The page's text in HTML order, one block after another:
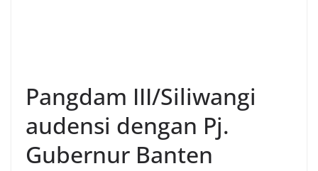
Pangdam III/Siliwangi
audensi dengan Pj.
Gubernur Banten